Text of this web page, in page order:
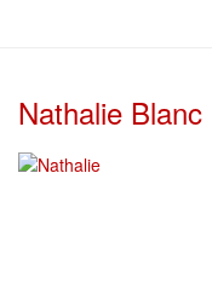
Nathalie Blanc